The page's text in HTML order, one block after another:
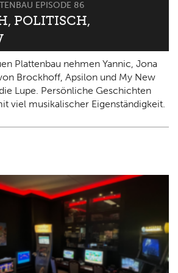
EPISODE 86
POLITISCH,
Plattenbau nehmen Yannic, Jona
Brockhoff, Apsilon und My New
Lupe. Persönliche Geschichten
viel musikalischer Eigenständigkeit.